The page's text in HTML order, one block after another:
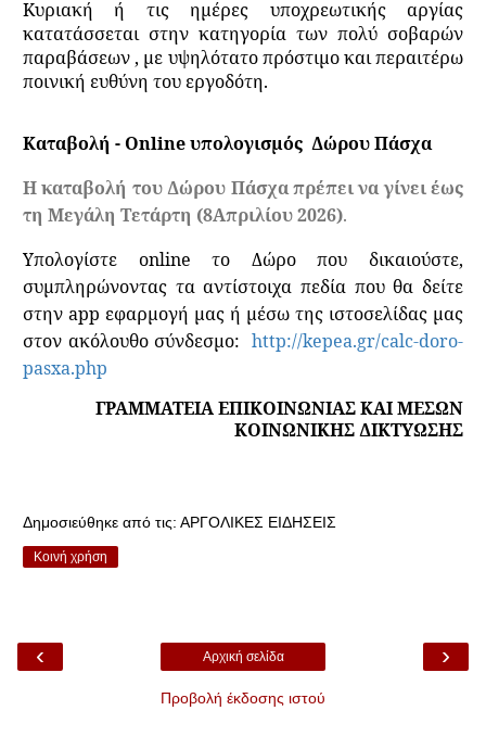
Κυριακή ή τις ημέρες υποχρεωτικής αργίας
κατατάσσεται στην κατηγορία των πολύ σοβαρών
παραβάσεων , με υψηλότατο πρόστιμο και περαιτέρω
ποινική ευθύνη του εργοδότη.
Καταβολή - Online υπολογισμός Δώρου Πάσχα
Η καταβολή του Δώρου Πάσχα πρέπει να γίνει έως
τη Μεγάλη Τετάρτη (8Απριλίου 2026).
Υπολογίστε online το Δώρο που δικαιούστε,
συμπληρώνοντας τα αντίστοιχα πεδία που θα δείτε
στην app εφαρμογή μας ή μέσω της ιστοσελίδας μας
στον ακόλουθο σύνδεσμο: http://kepea.gr/calc-doro-
pasxa.php
ΓΡΑΜΜΑΤΕΙΑ ΕΠΙΚΟΙΝΩΝΙΑΣ ΚΑΙ ΜΕΣΩΝ
ΚΟΙΝΩΝΙΚΗΣ ΔΙΚΤΥΩΣΗΣ
Δημοσιεύθηκε από τις: ΑΡΓΟΛΙΚΕΣ ΕΙΔΗΣΕΙΣ
Κοινή χρήση
‹ ›
Αρχική σελίδα
Προβολή έκδοσης ιστού